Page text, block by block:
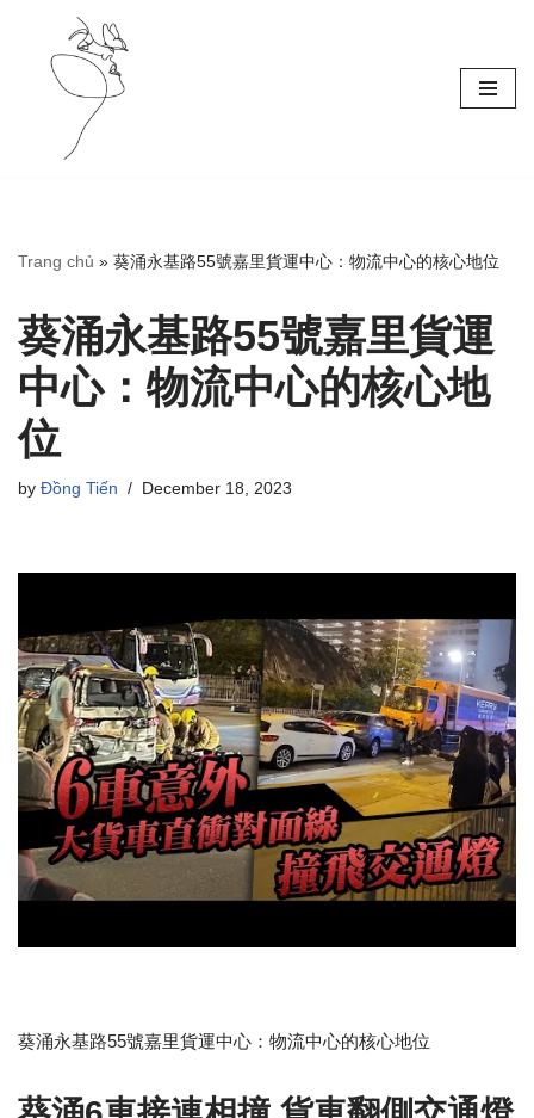
Skip
Trang chủ » 葵涌永基路55號嘉里貨運中心：物流中心的核心地位
葵涌永基路55號嘉里貨運
中心：物流中心的核心地
位
by Đồng Tiến December 18, 2023
葵涌永基路55號嘉里貨運中心：物流中心的核心地位